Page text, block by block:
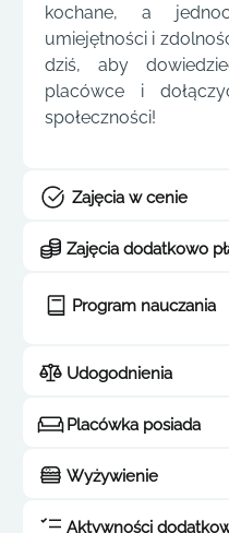
kochane, a
umiejętności i
dziś, aby
placówce i
społeczności!
Zajęcia w cenie
Zajęcia dodatkowo
Program nauczania
Udogodnienia
Placówka posiada
Wyżywienie
Aktywności